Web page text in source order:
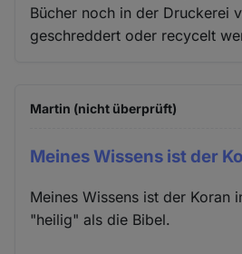
Bücher noch in der Druckerei
geschreddert oder recycelt
Martin (nicht überprüft)
Meines Wissens ist der
Meines Wissens ist der Koran
"heilig" als die Bibel.